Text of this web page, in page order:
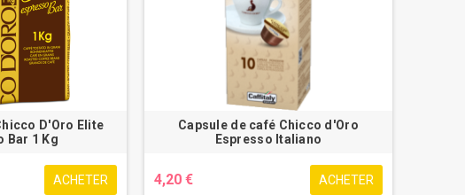
D'Oro Elite
Bar 1 Kg
ACHETER
Capsule de café Chicco d'Oro
Espresso Italiano
4,20 € ACHETER